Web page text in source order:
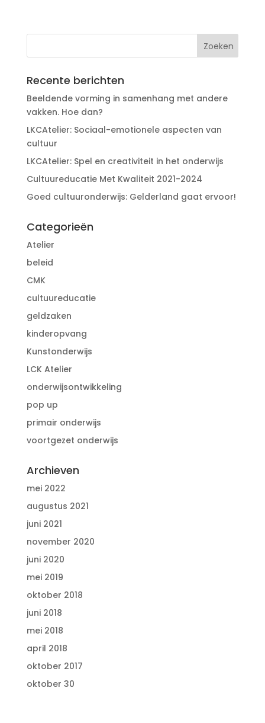
Recente berichten
Beeldende vorming in samenhang met andere
vakken. Hoe dan?
LKCAtelier: Sociaal-emotionele aspecten van
cultuur
LKCAtelier: Spel en creativiteit in het onderwijs
Cultuureducatie Met Kwaliteit 2021-2024
Goed cultuuronderwijs: Gelderland gaat ervoor!
Categorieën
Atelier
beleid
CMK
cultuureducatie
geldzaken
kinderopvang
Kunstonderwijs
LCK Atelier
onderwijsontwikkeling
pop up
primair onderwijs
voortgezet onderwijs
Archieven
mei 2022
augustus 2021
juni 2021
november 2020
juni 2020
mei 2019
oktober 2018
juni 2018
mei 2018
april 2018
oktober 2017
oktober 30